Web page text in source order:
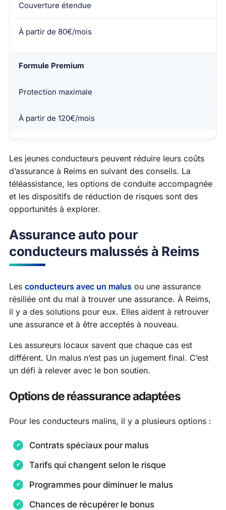
Couverture étendue
À partir de 80€/mois
Formule Premium
Protection maximale
À partir de 120€/mois
Les jeunes conducteurs peuvent réduire leurs coûts
d’assurance à Reims en suivant des conseils. La
téléassistance, les options de conduite accompagnée
et les dispositifs de réduction de risques sont des
opportunités à explorer.
Assurance auto pour
conducteurs malussés à Reims
Les conducteurs avec un malus ou une assurance
résiliée ont du mal à trouver une assurance. À Reims,
il y a des solutions pour eux. Elles aident à retrouver
une assurance et à être acceptés à nouveau.
Les assureurs locaux savent que chaque cas est
différent. Un malus n’est pas un jugement final. C’est
un défi à relever avec le bon soutien.
Options de réassurance adaptées
Pour les conducteurs malins, il y a plusieurs options :
Contrats spéciaux pour malus
Tarifs qui changent selon le risque
Programmes pour diminuer le malus
Chances de récupérer le bonus